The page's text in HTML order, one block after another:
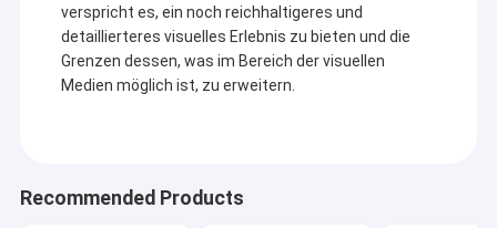
Doppellinsen-Kamera-Modul
Gesichtserkennungs-Kamera-Modul
verspricht es, ein noch reichhaltigeres und
detaillierteres visuelles Erlebnis zu bieten und die
Grenzen dessen, was im Bereich der visuellen
Medien möglich ist, zu erweitern.
Recommended Products